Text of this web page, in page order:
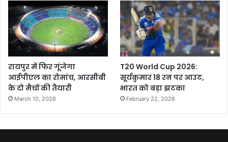
रायपुर में फिर गूंजेगा
आईपीएल का रोमांच, आरसीबी
के दो मैचों की तैयारी
March 10, 2026
T20 World Cup 2026:
सूर्यकुमार 18 रन पर आउट,
भारत को बड़ा झटका
February 22, 2026